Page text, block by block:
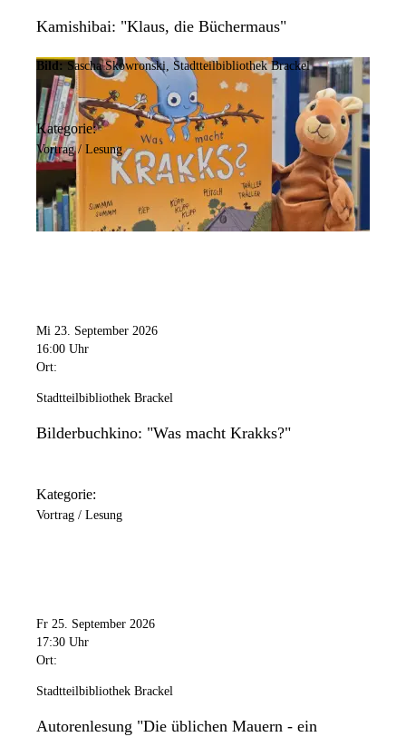
Kamishibai: "Klaus, die Büchermaus"
Bild: Sascha Skowronski, Stadtteilbibliothek Brackel
Kategorie:
Vortrag / Lesung
Mi 23. September 2026
16:00 Uhr
Ort:
Stadtteilbibliothek Brackel
Bilderbuchkino: "Was macht Krakks?"
Kategorie:
Vortrag / Lesung
Fr 25. September 2026
17:30 Uhr
Ort:
Stadtteilbibliothek Brackel
Autorenlesung "Die üblichen Mauern - ein